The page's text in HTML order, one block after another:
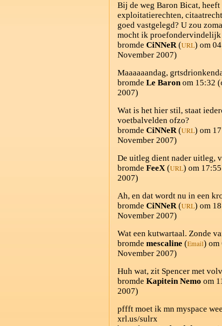
Bij de weg Baron Bicat, heeft
exploitatierechten,
goed vastgelegd? U zou
mocht ik proefondervindelijk
bromde CiNNeR(URL) om
November 2007)
Maaaaaandag,
bromde Le Baronom 15:32
2007)
Wat is het hier stil, staat
voetbalvelden ofzo?
bromde CiNNeR(URL) om
November 2007)
De uitleg dient nader uitleg,
bromde FeeX (URL) om
2007)
Ah, en dat wordt nu in een
bromde CiNNeR(URL) om
November 2007)
Wat een kutwartaal. Zonde
bromde mescaline (Email) om
November 2007)
Huh wat, zit Spencer met
bromde Kapitein Nemo om
2007)
pffft moet ik mn myspace
xrl.us/sulrx